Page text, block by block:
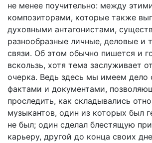
не менее поучительно: между
композиторами, которые также
духовными антагонистами,
разнообразные личные, деловые и
связи. Об этом обычно пишется и
вскользь, хотя тема заслуживает
очерка. Ведь здесь мы имеем дело
фактами и документами,
проследить, как складывались
музыкантов, один из которых был
не был; один сделал блестящую
карьеру, другой до конца своих